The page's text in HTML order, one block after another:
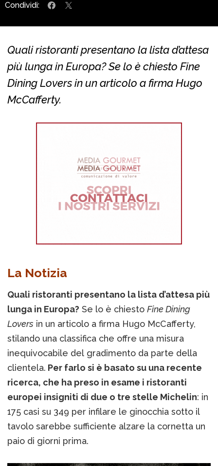
Condividi:
Quali ristoranti presentano la lista d’attesa
più lunga in Europa? Se lo è chiesto Fine
Dining Lovers in un articolo a firma Hugo
McCafferty.
La Notizia
Quali ristoranti presentano la lista d’attesa più
lunga in Europa? Se lo è chiesto Fine Dining
Lovers in un articolo a firma Hugo McCafferty,
stilando una classifica che offre una misura
inequivocabile del gradimento da parte della
clientela. Per farlo si è basato su una recente
ricerca, che ha preso in esame i ristoranti
europei insigniti di due o tre stelle Michelin: in
175 casi su 349 per infilare le ginocchia sotto il
tavolo sarebbe sufficiente alzare la cornetta un
paio di giorni prima.